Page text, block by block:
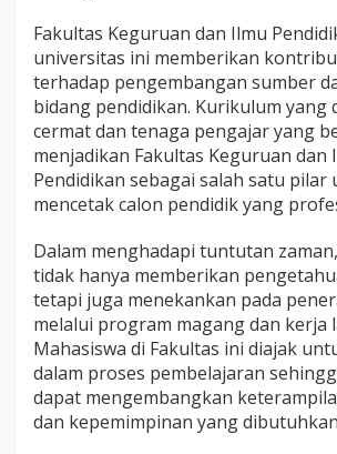
Fakultas Keguruan dan Ilmu
universitas ini memberikan
terhadap pengembangan sumber
bidang pendidikan. Kurikulum yang
cermat dan tenaga pengajar yang
menjadikan Fakultas Keguruan dan
Pendidikan sebagai salah satu pilar
mencetak calon pendidik yang
Dalam menghadapi tuntutan
tidak hanya memberikan
tetapi juga menekankan pada
melalui program magang dan kerja
Mahasiswa di Fakultas ini diajak
dalam proses pembelajaran
dapat mengembangkan
dan kepemimpinan yang